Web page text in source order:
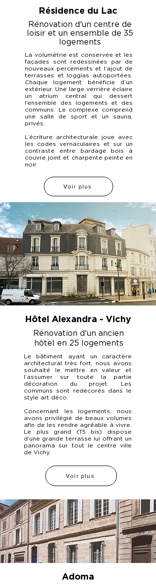
Résidence du Lac
Rénovation d'un centre de
loisir et un ensemble de 35
logements
La volumétrie est conservée et les
façades sont redessinées par de
nouveaux percements et l’ajout de
terrasses et loggias autoportées.
Chaque logement bénéficie d’un
extérieur. Une large verrière éclaire
un atrium central qui dessert
l’ensemble des logements et des
communs. Le complexe comprend
une salle de sport et un sauna,
privés.
L’écriture architecturale joue avec
les codes vernaculaires et sur un
contraste entre bardage bois à
couvre joint et charpente peinte en
noir.
Voir plus
Hôtel Alexandra - Vichy
Rénovation d'un ancien
hôtel en 25 logements
Le bâtiment ayant un caractère
architectural très fort, nous avons
souhaité le mettre en valeur et
l’assumer sur toute la partie
décoration du projet. Les
communs sont redécorés dans le
style art déco.
Concernant les logements, nous
avons privilégié de beaux volumes
afin de les rendre agréable à vivre.
Le plus grand (T5 bis) dispose
d’une grande terrasse lui offrant un
panorama sur tout le centre ville
de Vichy.
Voir plus
Adoma